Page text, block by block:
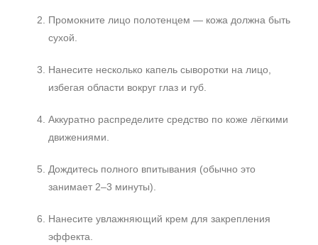
Промокните лицо полотенцем — кожа должна быть
сухой.
Нанесите несколько капель сыворотки на лицо,
избегая области вокруг глаз и губ.
Аккуратно распределите средство по коже лёгкими
движениями.
Дождитесь полного впитывания (обычно это
занимает 2–3 минуты).
Нанесите увлажняющий крем для закрепления
эффекта.